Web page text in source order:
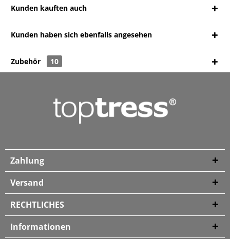
Kunden kauften auch
Kunden haben sich ebenfalls angesehen
Zubehör 10
Zahlung
Versand
RECHTLICHES
Informationen